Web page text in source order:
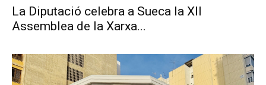
La Diputació celebra a Sueca la XII
Assemblea de la Xarxa...